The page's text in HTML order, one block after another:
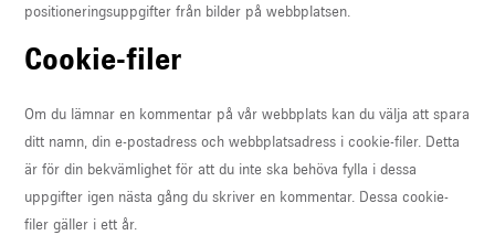
positioneringsuppgifter från bilder på webbplatsen.
Cookie-filer
Om du lämnar en kommentar på vår webbplats kan du välja att spara
ditt namn, din e-postadress och webbplatsadress i cookie-filer. Detta
är för din bekvämlighet för att du inte ska behöva fylla i dessa
uppgifter igen nästa gång du skriver en kommentar. Dessa cookie-
filer gäller i ett år.